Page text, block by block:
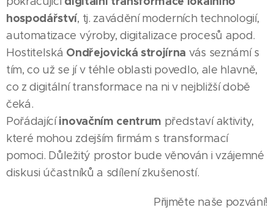
hospodářství, tj. zavádění moderních technologií,
automatizace výroby, digitalizace procesů apod.
Hostitelská Ondřejovická strojírna vás seznámí s
tím, co už se jí v téhle oblasti povedlo, ale hlavně,
co z digitální transformace na ni v nejbližší době
čeká.
Pořádajícíinovačním centrum představí aktivity,
které mohou zdejším firmám s transformací
pomoci. Důležitý prostor bude věnován i vzájemné
diskusi účastníků a sdílení zkušeností.
Přijměte naše pozvání!